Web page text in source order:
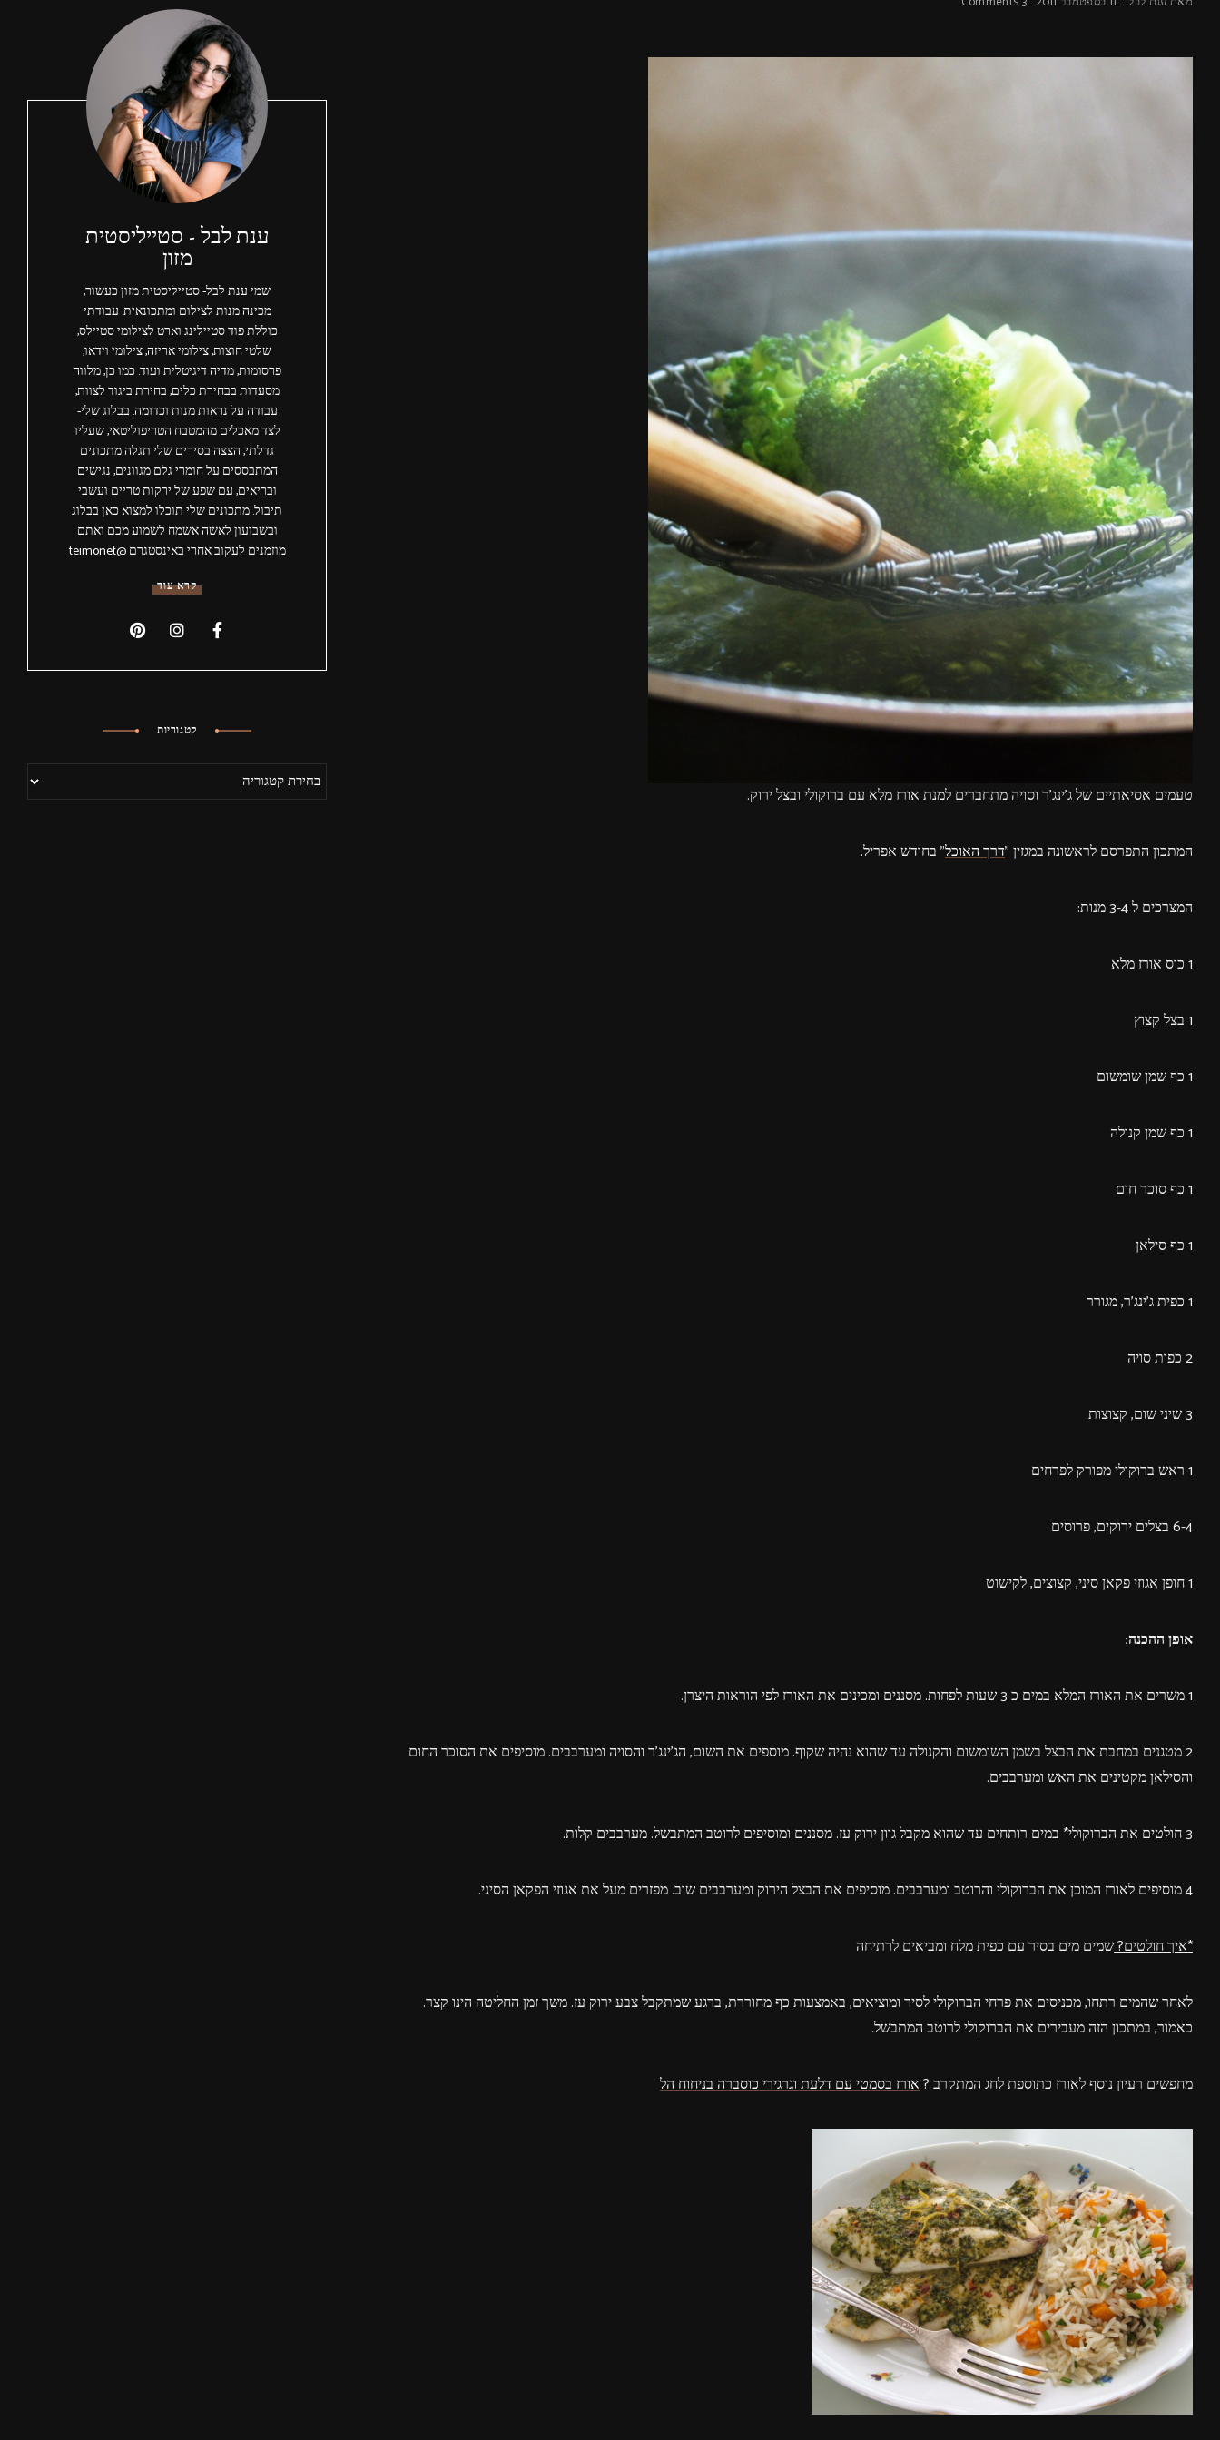
אריזה,
טעמים אסיאתיים של ג'ינג'ר וסויה מתחברים למנת אורז מלא עם ברוקולי ובצל ירוק.
המתכון התפרסם לראשונה במגזין "דרך האוכל" בחודש אפריל.
המצרכים ל 3-4 מנות:
1 כוס אורז מלא
1 בצל קצוץ
1 כף שמן שומשום
1 כף שמן קנולה
1 כף סוכר חום
1 כף סילאן
1 כפית ג'ינג'ר, מגורר
2 כפות סויה
3 שיני שום, קצוצות
1 ראש ברוקולי מפורק לפרחים
6-4 בצלים ירוקים, פרוסים
1 חופן אגוזי פקאן סיני, קצוצים, לקישוט
אופן ההכנה:
1 משרים את האורז המלא במים כ 3 שעות לפחות. מסננים ומכינים את האורז לפי הוראות היצרן.
2 מטגנים במחבת את הבצל בשמן השומשום והקנולה עד שהוא נהיה שקוף. מוספים את השום, הג'ינג'ר והסויה ומערבבים. מוסיפים את הסוכר החום
והסילאן מקטינים את האש ומערבבים.
3 חולטים את הברוקולי* במים רותחים עד שהוא מקבל גוון ירוק עז. מסננים ומוסיפים לרוטב המתבשל. מערבבים קלות.
4 מוסיפים לאורז המוכן את הברוקולי והרוטב ומערבבים. מוסיפים את הבצל הירוק ומערבבים שוב. מפזרים מעל את אגוזי הפקאן הסיני.
*איך חולטים?שמים מים בסיר עם כפית מלח ומביאים לרתיחה
לאחר שהמים רתחו, מכניסים את פרחי הברוקולי לסיר ומוציאים, באמצעות כף מחוררת, ברגע שמתקבל צבע ירוק עז. משך זמן החליטה הינו קצר.
כאמור, במתכון הזה מעבירים את הברוקולי לרוטב המתבשל.
מחפשים רעיון נוסף לאורז כתוספת לחג המתקרב ?אורז בסמטי עם דלעת וגרגירי כוסברה בניחוח הל
ענת לבל - סטייליסטית
מזון
שמי ענת לבל- סטייליסטית מזון כעשור,
מכינה מנות לצילום ומתכונאית. עבודתי
כוללת פוד סטיילינג וארט לצילומי סטיילס,
שלטי חוצות, צילומי אריזה, צילומי וידאו,
פרסומות, מדיה דיגיטלית ועוד. כמו כן, מלווה
מסעדות בבחירת כלים, בחירת ביגוד לצוות,
עבודה על נראות מנות וכדומה. בבלוג שלי-
לצד מאכלים מהמטבח הטריפוליטאי, שעליו
גדלתי, הצצה בסירים שלי תגלה מתכונים
המתבססים על חומרי גלם מגוונים, נגישים
ובריאים, עם שפע של ירקות טריים ועשבי
תיבול. מתכונים שלי תוכלו למצוא כאן בבלוג
ובשבועון לאשה אשמח לשמוע מכם ואתם
מוזמנים לעקוב אחרי באינסטגרם @teimonet
קרא עוד
קטגוריות